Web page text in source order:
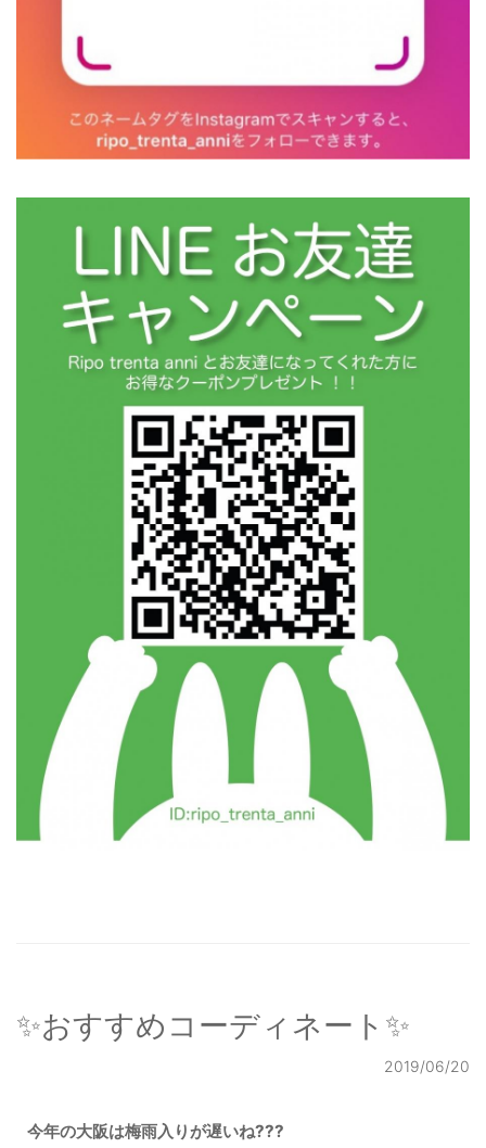
✨おすすめコーディネート✨
2019/06/20
今年の大阪は梅雨入りが遅いね???